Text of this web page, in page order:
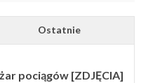
Ostatnie
pociągów [ZDJĘCIA]